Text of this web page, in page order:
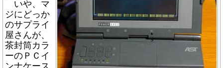
いや、マ
ジにどっか
のサプライ
屋さんが、
茶封筒カラ
ーのＰＣイ
ンナケース